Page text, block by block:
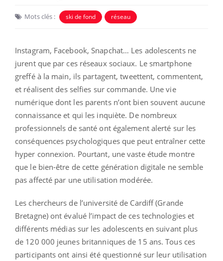
Mots clés : ski de fond réseau
Instagram, Facebook, Snapchat… Les adolescents ne
jurent que par ces réseaux sociaux. Le smartphone
greffé à la main, ils partagent, tweettent, commentent,
et réalisent des selfies sur commande. Une vie
numérique dont les parents n’ont bien souvent aucune
connaissance et qui les inquiète. De nombreux
professionnels de santé ont également alerté sur les
conséquences psychologiques que peut entraîner cette
hyper connexion. Pourtant, une vaste étude montre
que le bien-être de cette génération digitale ne semble
pas affecté par une utilisation modérée.
Les chercheurs de l’université de Cardiff (Grande
Bretagne) ont évalué l’impact de ces technologies et
différents médias sur les adolescents en suivant plus
de 120 000 jeunes britanniques de 15 ans. Tous ces
participants ont ainsi été questionné sur leur utilisation